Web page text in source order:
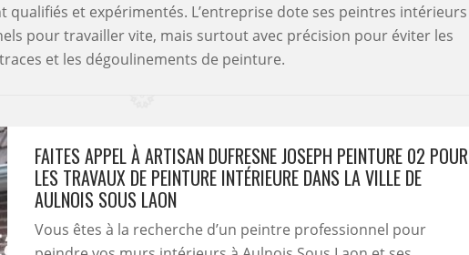
qualifiés et expérimentés. L’entreprise dote ses peintres intérieurs
pour travailler vite, mais surtout avec précision pour éviter les
traces et les dégoulinements de peinture.
FAITES APPEL À ARTISAN DUFRESNE JOSEPH PEINTURE 02 POUR
LES TRAVAUX DE PEINTURE INTÉRIEURE DANS LA VILLE DE
AULNOIS SOUS LAON
Vous êtes à la recherche d’un peintre professionnel pour